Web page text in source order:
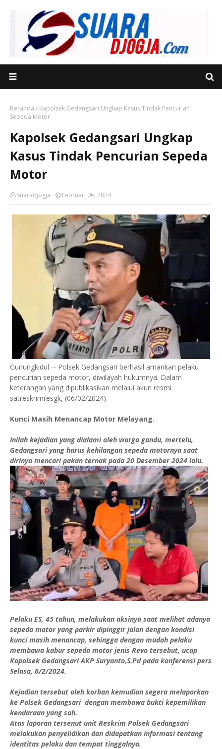
Beranda
Kapolsek Gedangsari Ungkap Kasus Tindak Pencurian
Sepeda Motor
Kapolsek Gedangsari Ungkap
Kasus Tindak Pencurian Sepeda
Motor
suaradjogja Februari 06, 2024
Gunungkidul -- Polsek Gedangsari berhasil amankan pelaku
pencurian sepeda motor, diwilayah hukumnya. Dalam
keterangan yang dipublikasikan melalui akun resmi
satreskrimresgk, (06/02/2024).
Kunci Masih Menancap Motor Melayang.
Inilah kejadian yang dialami oleh warga gandu, mertelu,
Gedangsari yang harus kehilangan sepeda motornya saat
dirinya mencari pakan ternak pada 20 Desember 2024 lalu.
Pelaku ES, 45 tahun, melakukan aksinya saat melihat adanya
sepeda motor yang parkir dipinggir jalan dengan kondisi
kunci masih menancap, sehingga dengan mudah pelaku
membawa kabur sepeda motor jenis Revo tersebut, ucap
Kapolsek Gedangsari AKP Suryanto,S.Pd pada konferensi pers
Selasa, 6/2/2024.
Kejadian tersebut oleh korban kemudian segera melaporkan
ke Polsek Gedangsari dengan membawa bukti kepemilikan
kendaraan yang sah.
Atas laporan tersenut unit Reskrim Polsek Gedangsari
melakukan penyelidikan dan didapatkan informasi tentang
identitas pelaku dan tempat tinggalnya.